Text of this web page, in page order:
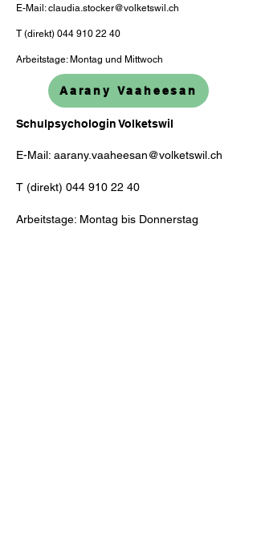
E-Mail:claudia.stocker@volketswil.ch
T (direkt) 044 910 22 40
Arbeitstage: Montag und Mittwoch
Aarany Vaaheesan
Schulpsychologin Volketswil
E-Mail: aarany.vaaheesan@volketswil.ch
T (direkt) 044 910 22 40
Arbeitstage: Montag bis Donnerstag